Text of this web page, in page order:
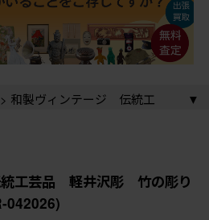
の彫りが見事な着物箪
> 和製ヴィンテージ 伝統
が見事な着物箪笥 (R-
品 > 軽井沢彫
工芸品 軽井沢彫 竹の彫り
042026)